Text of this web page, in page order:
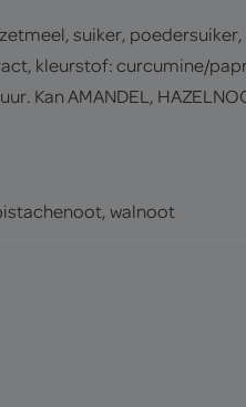
suiker,
kleurstof: curcumine/
Kan AMANDEL,
walnoot